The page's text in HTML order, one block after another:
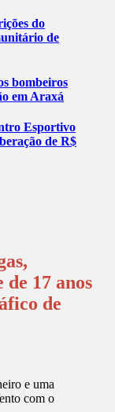
do
de
bombeiros
em Araxá
Esportivo
de R$
17 anos
de